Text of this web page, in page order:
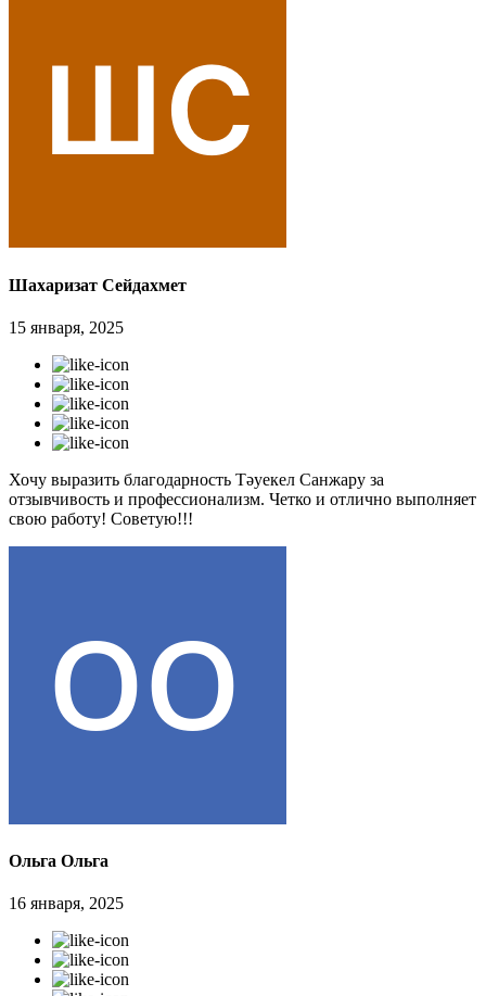
Шахаризат Сейдахмет
15 января, 2025
Хочу выразить благодарность Тәуекел Санжару за
отзывчивость и профессионализм. Четко и отлично выполняет
свою работу! Советую!!!
Ольга Ольга
16 января, 2025